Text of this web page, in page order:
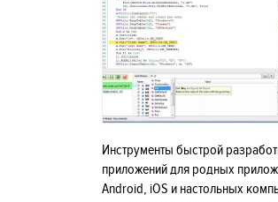
Инструменты быстрой
приложений для родных
Android, iOS и настольных